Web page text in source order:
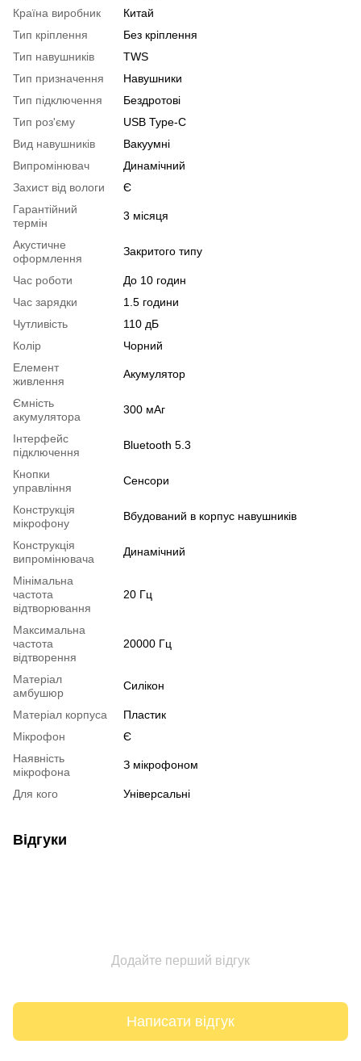
Країна виробник
Китай
Тип кріплення
Без кріплення
Тип навушників
TWS
Тип призначення
Навушники
Тип підключення
Бездротові
Тип роз'єму
USB Type-C
Вид навушників
Вакуумні
Випромінювач
Динамічний
Захист від вологи
Є
Гарантійний
термін
3 місяця
Акустичне
оформлення
Закритого типу
Час роботи
До 10 годин
Час зарядки
1.5 години
Чутливість
110 дБ
Колір
Чорний
Елемент
живлення
Акумулятор
Ємність
акумулятора
300 мАг
Інтерфейс
підключення
Bluetooth 5.3
Кнопки
управління
Сенсори
Конструкція
мікрофону
Вбудований в корпус навушників
Конструкція
випромінювача
Динамічний
Мінімальна
частота
відтворювання
20 Гц
Максимальна
частота
відтворення
20000 Гц
Матеріал
амбушюр
Силікон
Матеріал корпуса
Пластик
Мікрофон
Є
Наявність
мікрофона
З мікрофоном
Для кого Універсальні
Відгуки
Додайте перший відгук
Написати відгук